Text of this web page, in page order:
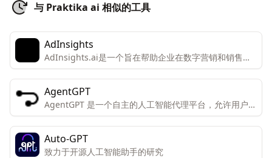
与 Praktika ai 相似的工具
AdInsights
AdInsights.ai是一个旨在帮助企业在数字营销和销售方
面实现增长和效率的平台。
AgentGPT
AgentGPT 是一个自主的人工智能代理平台，允许用户在
浏览器中创建和部署可定制的自主AI代理。
Auto-GPT
致力于开源人工智能助手的研究